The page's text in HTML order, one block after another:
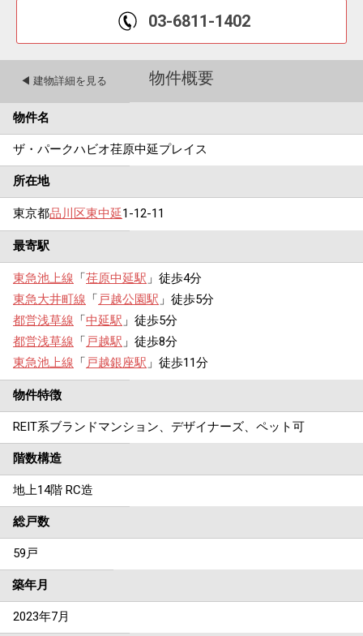
03-6811-1402
物件概要
◀︎ 建物詳細を見る
物件名
ザ・パークハビオ荏原中延プレイス
所在地
東京都品川区東中延1-12-11
最寄駅
東急池上線 「荏原中延駅 」徒歩4分
東急大井町線 「戸越公園駅 」徒歩5分
都営浅草線 「中延駅 」徒歩5分
都営浅草線 「戸越駅 」徒歩8分
東急池上線 「戸越銀座駅 」徒歩11分
物件特徴
REIT系ブランドマンション、デザイナーズ、ペット可
階数構造
地上14階 RC造
総戸数
59戸
築年月
2023年7月